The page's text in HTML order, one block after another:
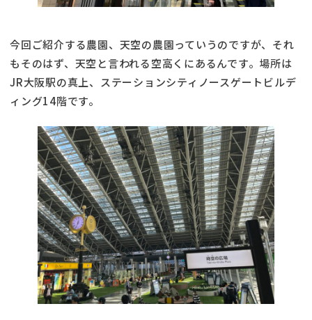
今回ご紹介する農園、天空の農園っていうのですが、それ
もそのはず、天空と言われる空高くにあるんです。場所は
JR大阪駅の真上、ステーションシティノースゲートビルデ
ィング14階です。